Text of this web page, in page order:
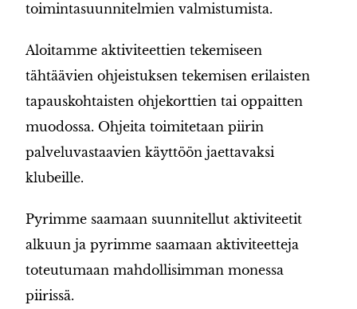
toimintasuunnitelmien valmistumista.
Aloitamme aktiviteettien tekemiseen
tähtäävien ohjeistuksen tekemisen erilaisten
tapauskohtaisten ohjekorttien tai oppaitten
muodossa. Ohjeita toimitetaan piirin
palveluvastaavien käyttöön jaettavaksi
klubeille.
Pyrimme saamaan suunnitellut aktiviteetit
alkuun ja pyrimme saamaan aktiviteetteja
toteutumaan mahdollisimman monessa
piirissä.